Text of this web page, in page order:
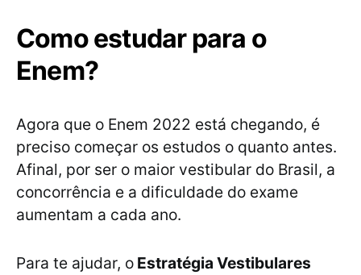
Como estudar para o
Enem?
Agora que o Enem 2022 está chegando, é
preciso começar os estudos o quanto antes.
Afinal, por ser o maior vestibular do Brasil, a
concorrência e a dificuldade do exame
aumentam a cada ano.
Para te ajudar, o Estratégia Vestibulares